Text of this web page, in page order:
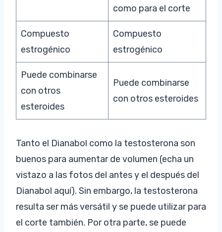
como para el corte
Compuesto
estrogénico
Compuesto
estrogénico
Puede combinarse
con otros
esteroides
Puede combinarse
con otros esteroides
Tanto el Dianabol como la testosterona son
buenos para aumentar de volumen (echa un
vistazo a las fotos del antes y el después del
Dianabol aquí). Sin embargo, la testosterona
resulta ser más versátil y se puede utilizar para
el corte también. Por otra parte, se puede